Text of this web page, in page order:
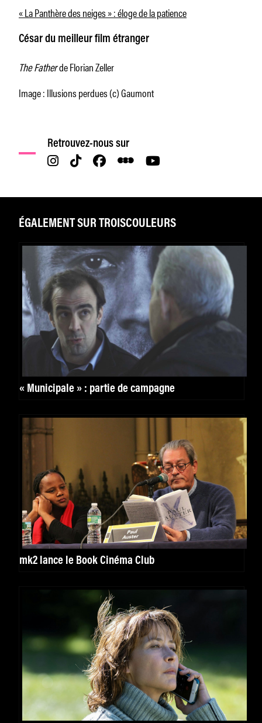
« La Panthère des neiges » : éloge de la patience
César du meilleur film étranger
The Fatherde Florian Zeller
Image : Illusions perdues (c) Gaumont
Retrouvez-nous sur
ÉGALEMENT SUR TROISCOULEURS
« Municipale » : partie de campagne
mk2 lance le Book Cinéma Club